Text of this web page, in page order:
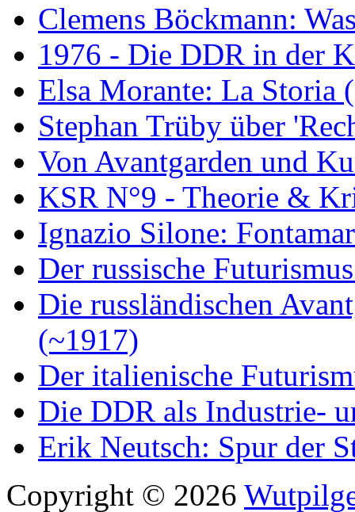
Clemens Böckmann:
1976 - Die DDR in der
Elsa Morante: La Storia
Stephan Trüby über
Von Avantgarden und
KSR N°9 - Theorie &
Ignazio Silone:
Der russische
Die russländischen
(~1917)
Der italienische
Die DDR als Industrie-
Erik Neutsch: Spur der
Copyright © 2026